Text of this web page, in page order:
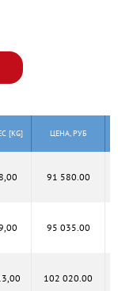
[KG] ЦЕНА, РУБ
8,00 91 580.00
95 035.00
102 020.00